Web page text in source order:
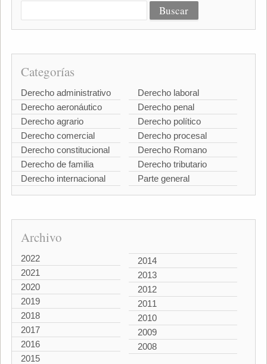
Categorías
Derecho administrativo
Derecho aeronáutico
Derecho agrario
Derecho comercial
Derecho constitucional
Derecho de familia
Derecho internacional
Derecho laboral
Derecho penal
Derecho político
Derecho procesal
Derecho Romano
Derecho tributario
Parte general
Archivo
2022
2021
2020
2019
2018
2017
2016
2015
2014
2013
2012
2011
2010
2009
2008